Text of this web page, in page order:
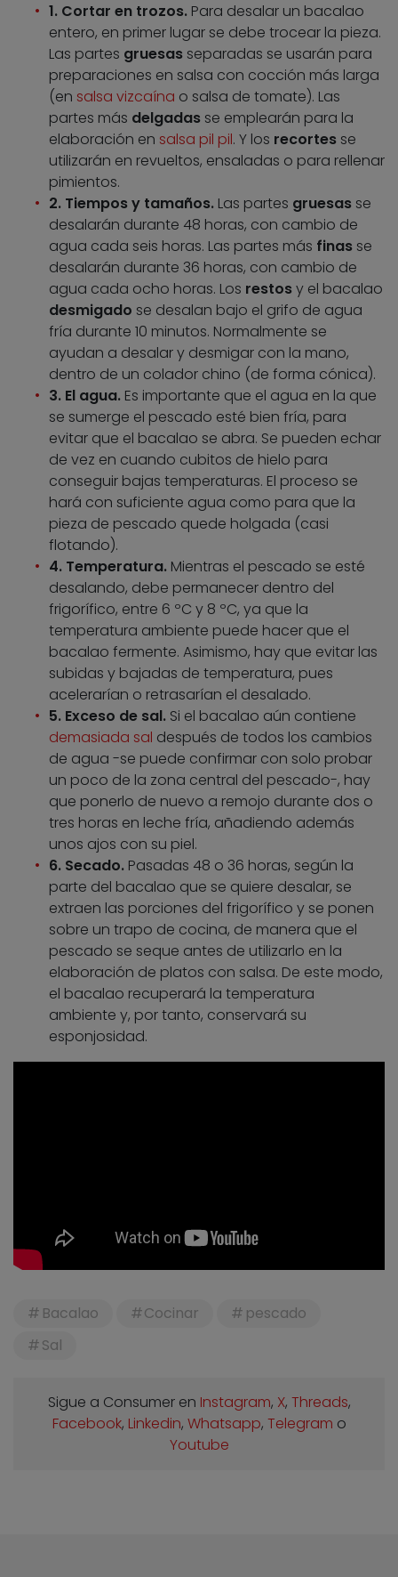
1. Cortar en trozos. Para desalar un bacalao
entero, en primer lugar se debe trocear la pieza.
Las partes gruesas separadas se usarán para
preparaciones en salsa con cocción más larga
(en salsa vizcaína o salsa de tomate). Las
partes más delgadas se emplearán para la
elaboración en salsa pil pil. Y los recortes se
utilizarán en revueltos, ensaladas o para rellenar
pimientos.
2. Tiempos y tamaños. Las partes gruesas se
desalarán durante 48 horas, con cambio de
agua cada seis horas. Las partes más finas se
desalarán durante 36 horas, con cambio de
agua cada ocho horas. Los restosy el bacalao
desmigado se desalan bajo el grifo de agua
fría durante 10 minutos. Normalmente se
ayudan a desalar y desmigar con la mano,
dentro de un colador chino (de forma cónica).
3. El agua. Es importante que el agua en la que
se sumerge el pescado esté bien fría, para
evitar que el bacalao se abra. Se pueden echar
de vez en cuando cubitos de hielo para
conseguir bajas temperaturas. El proceso se
hará con suficiente agua como para que la
pieza de pescado quede holgada (casi
flotando).
4. Temperatura. Mientras el pescado se esté
desalando, debe permanecer dentro del
frigorífico, entre 6 ºC y 8 ºC, ya que la
temperatura ambiente puede hacer que el
bacalao fermente. Asimismo, hay que evitar las
subidas y bajadas de temperatura, pues
acelerarían o retrasarían el desalado.
5. Exceso de sal. Si el bacalao aún contiene
demasiada sal después de todos los cambios
de agua -se puede confirmar con solo probar
un poco de la zona central del pescado-, hay
que ponerlo de nuevo a remojo durante dos o
tres horas en leche fría, añadiendo además
unos ajos con su piel.
6. Secado. Pasadas 48 o 36 horas, según la
parte del bacalao que se quiere desalar, se
extraen las porciones del frigorífico y se ponen
sobre un trapo de cocina, de manera que el
pescado se seque antes de utilizarlo en la
elaboración de platos con salsa. De este modo,
el bacalao recuperará la temperatura
ambiente y, por tanto, conservará su
esponjosidad.
Bacalao Cocinar
pescado
Sal
Sigue a Consumer en Instagram, X, Threads,
Facebook, Linkedin, Whatsapp, Telegram o
Youtube